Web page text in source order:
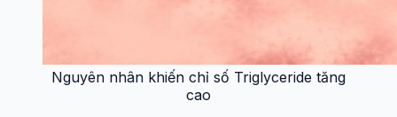
Nguyên nhân khiến chỉ số Triglyceride tăng
cao